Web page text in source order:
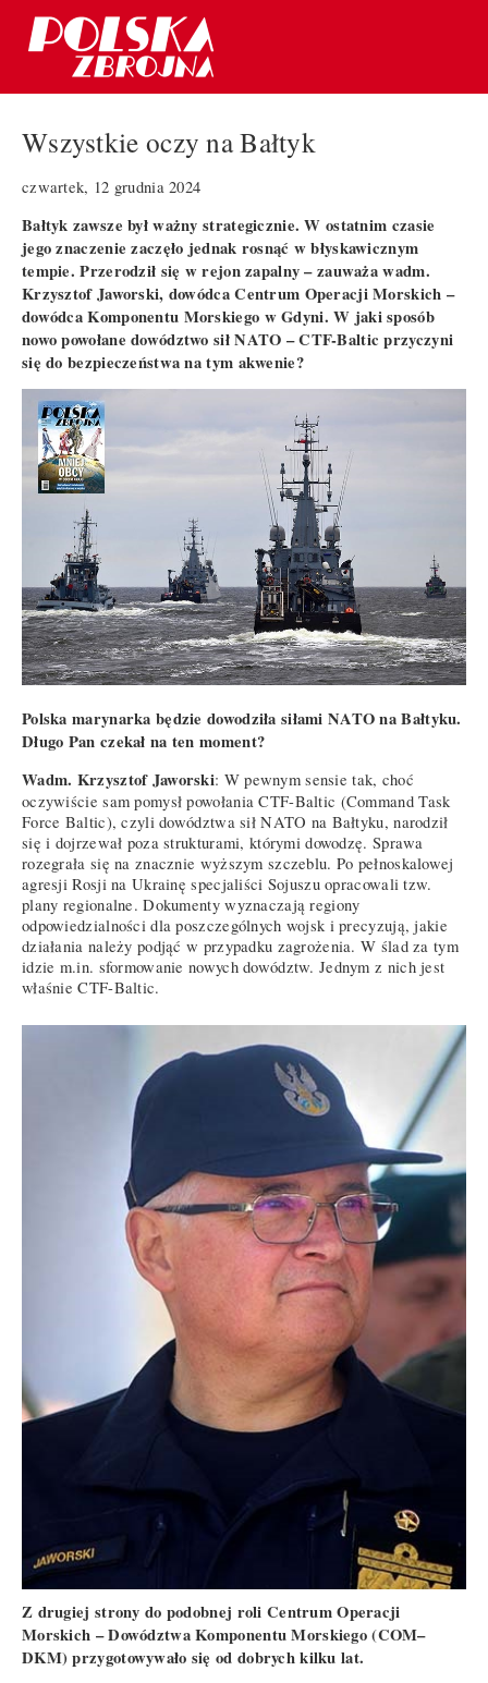
Wszystkie oczy na Bałtyk
czwartek, 12 grudnia 2024
Bałtyk zawsze był ważny strategicznie. W ostatnim czasie
jego znaczenie zaczęło jednak rosnąć w błyskawicznym
tempie. Przerodził się w rejon zapalny – zauważa wadm.
Krzysztof Jaworski, dowódca Centrum Operacji Morskich –
dowódca Komponentu Morskiego w Gdyni. W jaki sposób
nowo powołane dowództwo sił NATO – CTF-Baltic przyczyni
się do bezpieczeństwa na tym akwenie?
Polska marynarka będzie dowodziła siłami NATO na Bałtyku.
Długo Pan czekał na ten moment?
Wadm. Krzysztof Jaworski: W pewnym sensie tak, choć
oczywiście sam pomysł powołania CTF-Baltic (Command Task
Force Baltic), czyli dowództwa sił NATO na Bałtyku, narodził
się i dojrzewał poza strukturami, którymi dowodzę. Sprawa
rozegrała się na znacznie wyższym szczeblu. Po pełnoskalowej
agresji Rosji na Ukrainę specjaliści Sojuszu opracowali tzw.
plany regionalne. Dokumenty wyznaczają regiony
odpowiedzialności dla poszczególnych wojsk i precyzują, jakie
działania należy podjąć w przypadku zagrożenia. W ślad za tym
idzie m.in. sformowanie nowych dowództw. Jednym z nich jest
właśnie CTF-Baltic.
Z drugiej strony do podobnej roli Centrum Operacji
Morskich – Dowództwa Komponentu Morskiego (COM–
DKM) przygotowywało się od dobrych kilku lat.